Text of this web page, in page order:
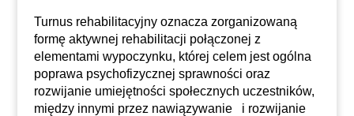
Turnus rehabilitacyjny oznacza zorganizowaną
formę aktywnej rehabilitacji połączonej z
elementami wypoczynku, której celem jest ogólna
poprawa psychofizycznej sprawności oraz
rozwijanie umiejętności społecznych uczestników,
między innymi przez nawiązywanie i rozwijanie